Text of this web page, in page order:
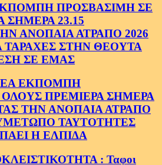
ΠΡΟΣΒΑΣΙΜΗ ΣΕ
ΣΗΜΕΡΑ 23.15
ΑΝΟΠΑΙΑ ΑΤΡΑΠΟ 2026
ΤΑΡΑΧΕΣ ΣΤΗΝ ΘΕΟΥΤΑ
ΣΕ ΕΜΑΣ
ΕΚΠΟΜΠΗ
ΠΡΕΜΙΕΡΑ ΣΗΜΕΡΑ
ΤΗΝ ΑΝΟΠΑΙΑ ΑΤΡΑΠΟ
ΤΑΥΤΟΤΗΤΕΣ
Η ΕΛΠΙΔΑ
: Ταφοι